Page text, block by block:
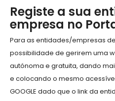
Registe a sua
empresa no
Para as entidades/empresas
possibilidade de gerirem uma
autónoma e gratuita, dando
e colocando o mesmo
GOOGLE dado que o link da